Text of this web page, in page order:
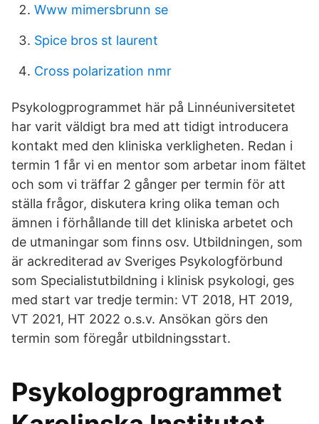
Www mimersbrunn se
Spice bros st laurent
Cross polarization nmr
Psykologprogrammet här på Linnéuniversitetet
har varit väldigt bra med att tidigt introducera
kontakt med den kliniska verkligheten. Redan i
termin 1 får vi en mentor som arbetar inom fältet
och som vi träffar 2 gånger per termin för att
ställa frågor, diskutera kring olika teman och
ämnen i förhållande till det kliniska arbetet och
de utmaningar som finns osv. Utbildningen, som
är ackrediterad av Sveriges Psykologförbund
som Specialistutbildning i klinisk psykologi, ges
med start var tredje termin: VT 2018, HT 2019,
VT 2021, HT 2022 o.s.v. Ansökan görs den
termin som föregår utbildningsstart.
Psykologprogrammet